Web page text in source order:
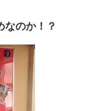
なのか！？